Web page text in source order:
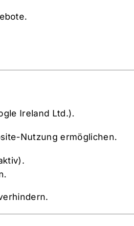
Ireland Ltd.).
Nutzung ermöglichen.